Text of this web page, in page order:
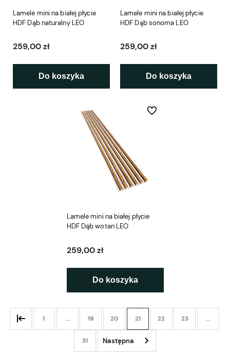
Lamele mini na białej płycie
HDF Dąb naturalny LEO
259,00 zł
Do koszyka
Lamele mini na białej płycie
HDF Dąb sonoma LEO
259,00 zł
Do koszyka
Lamele mini na białej płycie
HDF Dąb wotan LEO
259,00 zł
Do koszyka
Do ulubionych
1 ... 19 20 21 22 23 ...
31